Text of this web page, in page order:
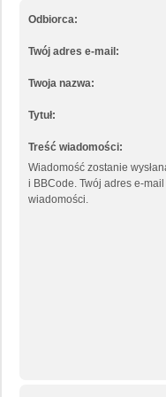
Odbiorca:
Twój adres e-mail:
Twoja nazwa:
Tytuł:
Treść wiadomości:
Wiadomość zostanie
i BBCode. Twój adres e-
wiadomości.